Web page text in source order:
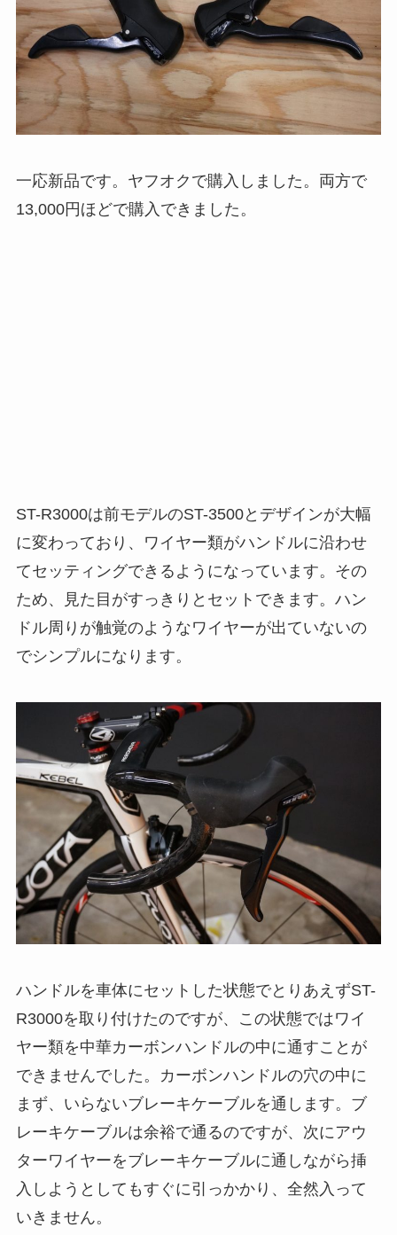
一応新品です。ヤフオクで購入しました。両方で
13,000円ほどで購入できました。
ST-R3000は前モデルのST-3500とデザインが大幅
に変わっており、ワイヤー類がハンドルに沿わせ
てセッティングできるようになっています。その
ため、見た目がすっきりとセットできます。ハン
ドル周りが触覚のようなワイヤーが出ていないの
でシンプルになります。
ハンドルを車体にセットした状態でとりあえずST-
R3000を取り付けたのですが、この状態ではワイ
ヤー類を中華カーボンハンドルの中に通すことが
できませんでした。カーボンハンドルの穴の中に
まず、いらないブレーキケーブルを通します。ブ
レーキケーブルは余裕で通るのですが、次にアウ
ターワイヤーをブレーキケーブルに通しながら挿
入しようとしてもすぐに引っかかり、全然入って
いきません。